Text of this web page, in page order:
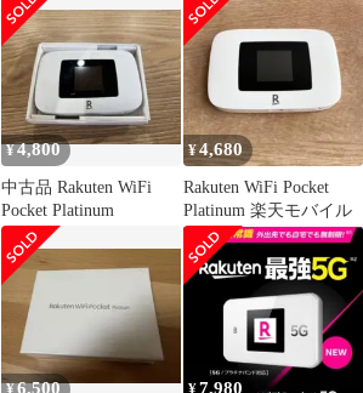
¥4,800
中古品 Rakuten WiFi
Pocket Platinum
¥4,680
Rakuten WiFi Pocket
Platinum 楽天モバイル
6,500 7,980